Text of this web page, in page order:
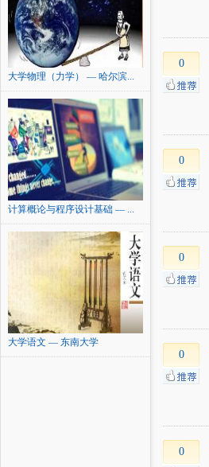
大学物理（力学） — 哈尔滨...
计算概论与程序设计基础 — ...
大学语文 — 东南大学
0
0
0
0
0